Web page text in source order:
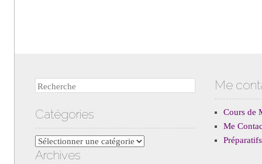
Recherche
Catégories
Catégories
Archives
Me
Cours de
Me